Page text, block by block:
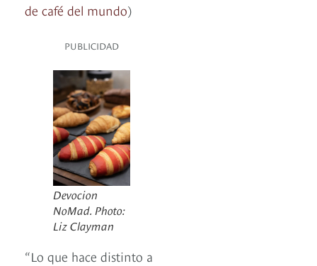
de café del mundo)
PUBLICIDAD
Devocion
NoMad. Photo:
Liz Clayman
“Lo que hace distinto a